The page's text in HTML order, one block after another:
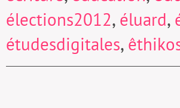
élections2012, éluard,
étudesdigitales,